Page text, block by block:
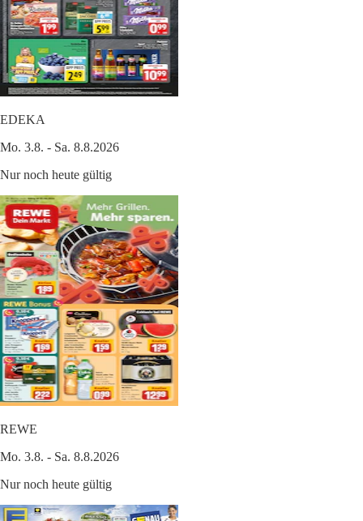
EDEKA
Mo. 3.8. - Sa. 8.8.2026
Nur noch heute gültig
REWE
Mo. 3.8. - Sa. 8.8.2026
Nur noch heute gültig